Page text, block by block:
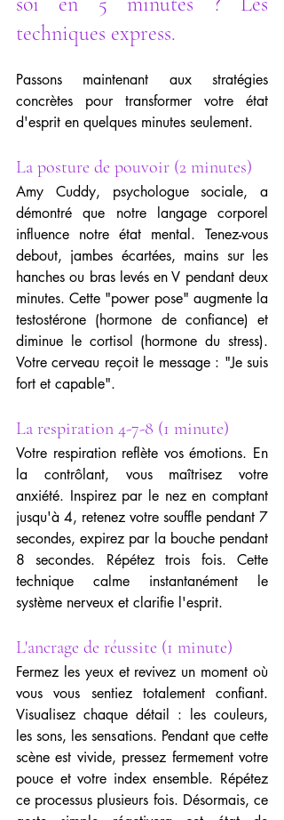
techniques express.
Passons maintenant aux stratégies
concrètes pour transformer votre état
d'esprit en quelques minutes seulement.
La posture de pouvoir (2 minutes)
Amy Cuddy, psychologue sociale, a
démontré que notre langage corporel
influence notre état mental. Tenez-vous
debout, jambes écartées, mains sur les
hanches ou bras levés en V pendant deux
minutes. Cette "power pose" augmente la
testostérone (hormone de confiance) et
diminue le cortisol (hormone du stress).
Votre cerveau reçoit le message : "Je suis
fort et capable".
La respiration 4-7-8 (1 minute)
Votre respiration reflète vos émotions. En
la contrôlant, vous maîtrisez votre
anxiété. Inspirez par le nez en comptant
jusqu'à 4, retenez votre souffle pendant 7
secondes, expirez par la bouche pendant
8 secondes. Répétez trois fois. Cette
technique calme instantanément le
système nerveux et clarifie l'esprit.
L'ancrage de réussite (1 minute)
Fermez les yeux et revivez un moment où
vous vous sentiez totalement confiant.
Visualisez chaque détail : les couleurs,
les sons, les sensations. Pendant que cette
scène est vivide, pressez fermement votre
pouce et votre index ensemble. Répétez
ce processus plusieurs fois. Désormais, ce